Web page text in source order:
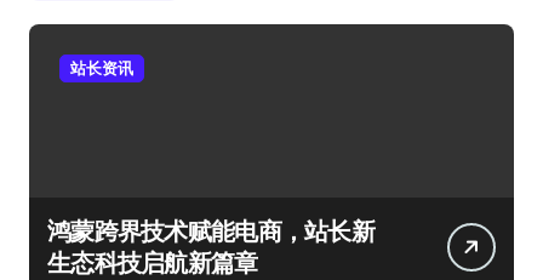
站长资讯
鸿蒙跨界技术赋能电商，站长新
生态科技启航新篇章